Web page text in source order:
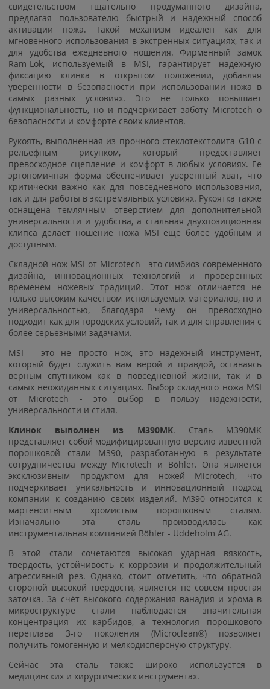
свидетельством тщательно продуманного дизайна,
предлагая пользователю быстрый и надежный способ
активации ножа. Такой механизм идеален как для
мгновенного использования в экстренных ситуациях, так и
для удобства ежедневного ношения. Фирменный замок
Ram-Lok, используемый в MSI, гарантирует надежную
фиксацию клинка в открытом положении, добавляя
уверенности в безопасности при использовании ножа в
самых разных условиях. Это не только повышает
функциональность, но и подчеркивает заботу Microtech о
безопасности и комфорте своих клиентов.
Рукоять, выполненная из прочного стеклотекстолита G10 с
рельефным рисунком, который предоставляет
превосходное сцепление и комфорт в любых условиях. Ее
эргономичная форма обеспечивает уверенный хват, что
критически важно как для повседневного использования,
так и для работы в экстремальных условиях. Рукоятка также
оснащена темлячным отверстием для дополнительной
универсальности и удобства, а стальная двухпозиционная
клипса делает ношение ножа MSI еще более удобным и
доступным.
Складной нож MSI от Microtech - это симбиоз современного
дизайна, инновационных технологий и проверенных
временем ножевых традиций. Этот нож отличается не
только высоким качеством используемых материалов, но и
универсальностью, благодаря чему он превосходно
подходит как для городских условий, так и для справления с
более серьезными задачами.
MSI - это не просто нож, это надежный инструмент,
который будет служить вам верой и правдой, оставаясь
верным спутником как в повседневной жизни, так и в
самых неожиданных ситуациях. Выбор складного ножа MSI
от Microtech - это выбор в пользу надежности,
универсальности и стиля.
Клинок выполнен из M390MK. Сталь M390MK
представляет собой модифицированную версию известной
порошковой стали M390, разработанную в результате
сотрудничества между Microtech и Böhler. Она является
эксклюзивным продуктом для ножей Microtech, что
подчеркивает уникальность и инновационный подход
компании к созданию своих изделий. M390 относится к
мартенситным хромистым порошковым сталям.
Изначально эта сталь производилась как
инструментальная компанией Böhler - Uddeholm AG.
В этой стали сочетаются высокая ударная вязкость,
твёрдость, устойчивость к коррозии и продолжительный
агрессивный рез. Однако, стоит отметить, что обратной
стороной высокой твёрдости, является не совсем простая
заточка. За счёт высокого содержания ванадия и хрома в
микроструктуре стали наблюдается значительная
концентрация их карбидов, а технология порошкового
переплава 3-го поколения (Microclean®) позволяет
получить гомогенную и мелкодисперсную структуру.
Сейчас эта сталь также широко используется в
медицинских и хирургических инструментах.